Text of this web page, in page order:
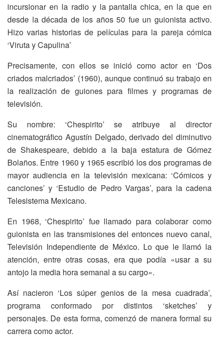
incursionar en la radio y la pantalla chica, en la que en
desde la década de los años 50 fue un guionista activo.
Hizo varias historias de películas para la pareja cómica
‘Viruta y Capulina’
Precisamente, con ellos se inició como actor en ‘Dos
criados malcriados’ (1960), aunque continuó su trabajo en
la realización de guiones para filmes y programas de
televisión.
Su nombre: ‘Chespirito’ se atribuye al director
cinematográfico Agustín Delgado, derivado del diminutivo
de Shakespeare, debido a la baja estatura de Gómez
Bolaños. Entre 1960 y 1965 escribió los dos programas de
mayor audiencia en la televisión mexicana: ‘Cómicos y
canciones’ y ‘Estudio de Pedro Vargas’, para la cadena
Telesistema Mexicano.
En 1968, ‘Chespirito’ fue llamado para colaborar como
guionista en las transmisiones del entonces nuevo canal,
Televisión Independiente de México. Lo que le llamó la
atención, entre otras cosas, era que podía «usar a su
antojo la media hora semanal a su cargo».
Así nacieron ‘Los súper genios de la mesa cuadrada’,
programa conformado por distintos ‘sketches’ y
personajes. De esta forma, comenzó de manera formal su
carrera como actor.